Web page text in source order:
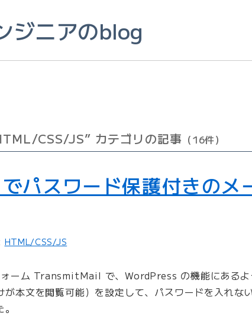
ジニアのblog
CSS/JS” カテゴリの記事 （16件）
パスワード保護付きのメ
HTML/CSS/JS
ーム TransmitMail で、WordPress の機能にあるよ
が本文を閲覧可能）を設定して、パスワードを入れな